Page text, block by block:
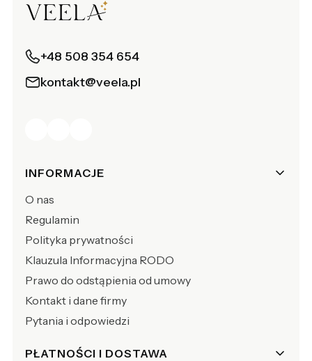
+48 508 354 654
kontakt@veela.pl
Linki w stopce
INFORMACJE
O nas
Regulamin
Polityka prywatności
Klauzula Informacyjna RODO
Prawo do odstąpienia od umowy
Kontakt i dane firmy
Pytania i odpowiedzi
PŁATNOŚCI I DOSTAWA